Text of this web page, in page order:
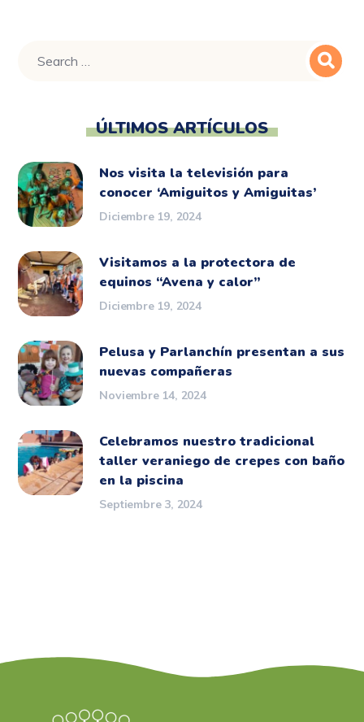
ÚLTIMOS ARTÍCULOS
Nos visita la televisión para
conocer ‘Amiguitos y Amiguitas’
Diciembre 19, 2024
Visitamos a la protectora de
equinos “Avena y calor”
Diciembre 19, 2024
Pelusa y Parlanchín presentan a sus
nuevas compañeras
Noviembre 14, 2024
Celebramos nuestro tradicional
taller veraniego de crepes con baño
en la piscina
Septiembre 3, 2024